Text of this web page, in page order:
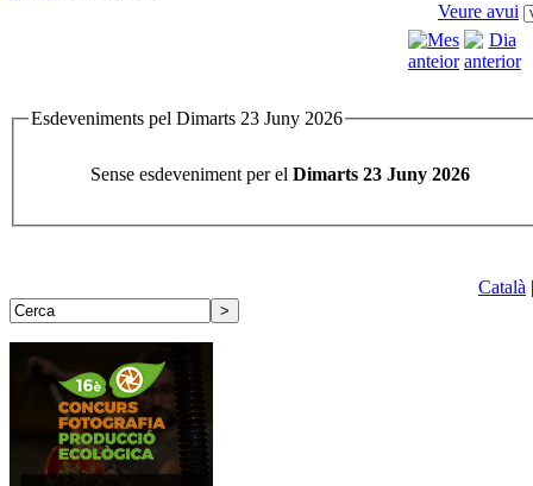
Veure avui
Esdeveniments pel Dimarts 23 Juny 2026
Sense esdeveniment per el Dimarts 23 Juny 2026
Català